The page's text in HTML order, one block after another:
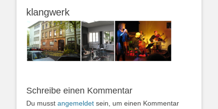
klangwerk
Schreibe einen Kommentar
Du musst angemeldet sein, um einen Kommentar